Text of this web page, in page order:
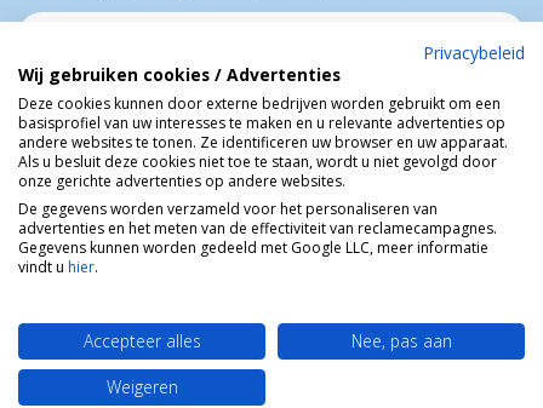
Winkel van Lourdes © Religieuze online winkel van het bedevaartsoord
Lourdes in Frankrijk.
Privacybeleid
Wij gebruiken cookies / Advertenties
Deze cookies kunnen door externe bedrijven worden gebruikt om een
basisprofiel van uw interesses te maken en u relevante advertenties op
andere websites te tonen. Ze identificeren uw browser en uw apparaat.
Als u besluit deze cookies niet toe te staan, wordt u niet gevolgd door
onze gerichte advertenties op andere websites.
De gegevens worden verzameld voor het personaliseren van
advertenties en het meten van de effectiviteit van reclamecampagnes.
Gegevens kunnen worden gedeeld met Google LLC, meer informatie
vindt u hier.
Accepteer alles
Nee, pas aan
Weigeren